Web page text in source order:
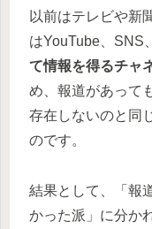
以前はテレビや新
はYouTube、SNS
て情報を得るチャ
め、報道があって
存在しないのと同
のです。
結果として、「報
かった派」に分か